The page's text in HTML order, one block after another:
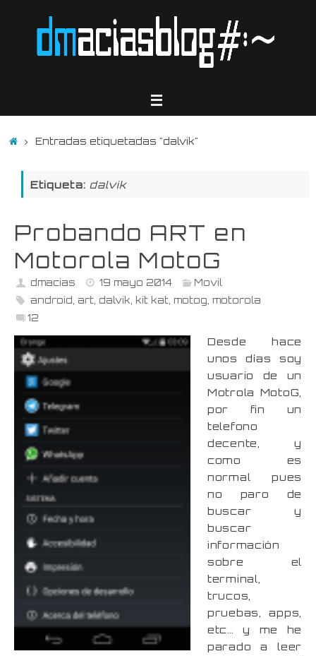
InicioEntradas etiquetadas "dalvik"
Etiqueta: dalvik
Probando ART en
Motorola MotoG
dmacias 19 mayo 2014
Movil
android
art, dalvik kit kat, motog motorola
12
Desde hace
unos días soy
usuario de un
Motrola MotoG,
por fin un
telefono
decente, y
como es
normal pues
no paro de
buscar y
buscar
información
sobre el
terminal,
trucos,
pruebas, apps,
etc… y me he
parado a leer